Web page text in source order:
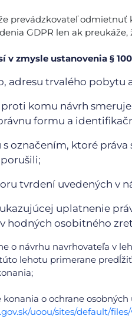
prevádzkovateľ
GDPR len ak
v zmysle ustanovenia §
adresu trvalého pobytu
komu návrh
formu a
označením, ktoré
tvrdení uvedených v
uplatnenie
hodných osobitného
o návrhu navrhovateľa v
lehotu primerane
konania o ochrane
uoou/sites/default/